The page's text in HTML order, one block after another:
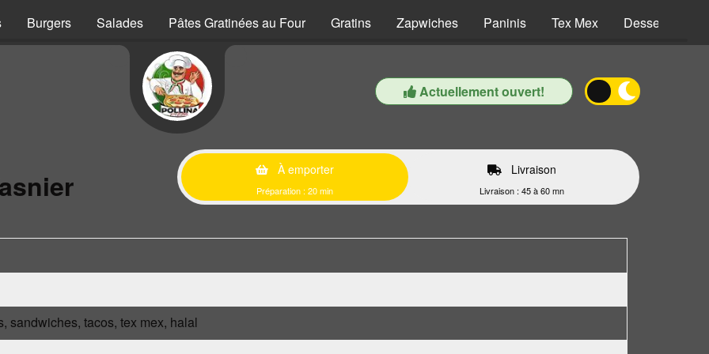
Burgers Salades Pâtes Gratinées au Four Gratins Zapwiches Paninis Tex Mex Desserts
Actuellement ouvert!
À emporter
Préparation : 20 min
Livraison
Livraison : 45 à 60 mn
sandwiches, tacos, tex mex, halal